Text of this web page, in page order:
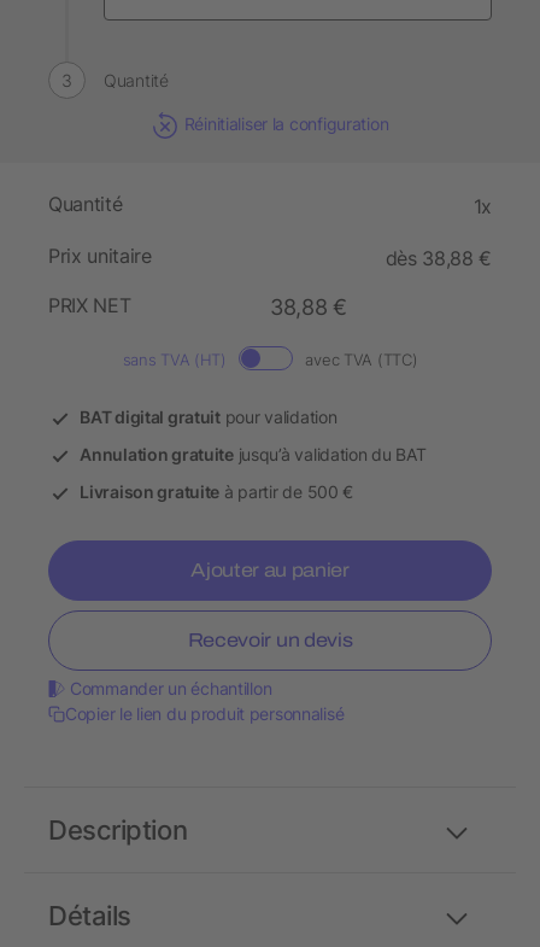
Quantité
Réinitialiser la configuration
Quantité 1x
Prix unitaire
dès 38,88 €
PRIX NET
38,88 €
sans TVA (HT) avec TVA (TTC)
BAT digital gratuitpour validation
Annulation gratuitejusqu’à validation du BAT
Livraison gratuite à partir de 500 €
Ajouter au panier
Recevoir un devis
Commander un échantillon
Copier le lien du produit personnalisé
Détails
Description